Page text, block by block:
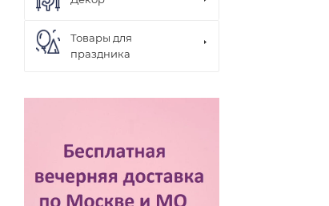
Товары для
праздника